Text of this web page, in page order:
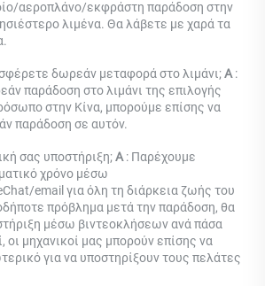
αεροπλάνο/εκφράστη παράδοση στην
λιμένα. Θα λάβετε με χαρά τα
δωρεάν μεταφορά στο λιμάνι; Α :
παράδοση στο λιμάνι της επιλογής
στην Κίνα, μπορούμε επίσης να
παράδοση σε αυτόν.
σας υποστήριξη; Α : Παρέχουμε
χρόνο μέσω
email για όλη τη διάρκεια ζωής του
πρόβλημα μετά την παράδοση, θα
μέσω βιντεοκλήσεων ανά πάσα
οι μηχανικοί μας μπορούν επίσης να
για να υποστηρίξουν τους πελάτες